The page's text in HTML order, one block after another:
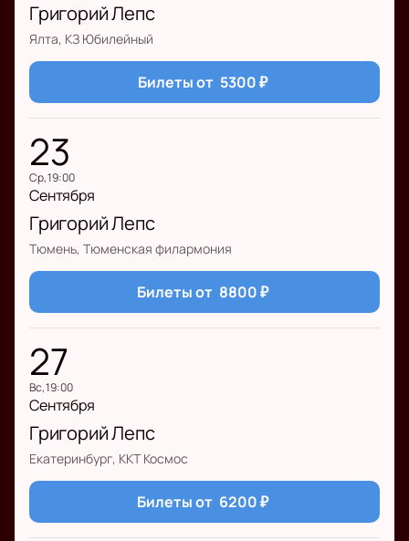
Григорий Лепс
Ялта, КЗ Юбилейный
Билеты от 5300₽
23
ср, 19:00
Сентября
Григорий Лепс
Тюмень, Тюменская филармония
Билеты от 8800₽
27
вс, 19:00
Сентября
Григорий Лепс
Екатеринбург, ККТ Космос
Билеты от 6200₽